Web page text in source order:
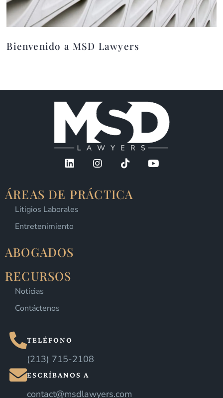
Decomiso Civil de Activos:
ÁREAS DE PRÁCTICA
Litigios Laborales
Entretenimiento
ABOGADOS
RECURSOS
Noticias
Contáctenos
TELÉFONO
(213) 715-2108
ESCRÍBANOS A
contact@msdlawyers.com